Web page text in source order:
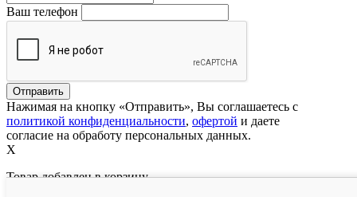
Ваш телефон
Нажимая на кнопку «Отправить», Вы соглашаетесь с
политикой конфиденциальности, офертой и даете
согласие на обработу персональных данных.
X
Товар добавлен в корзину